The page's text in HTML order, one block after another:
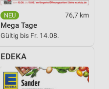
76,7 km
Mega Tage
Gültig bis Fr. 14.08.
EDEKA